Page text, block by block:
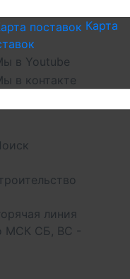
Карта
линия
МСК СБ, ВС -